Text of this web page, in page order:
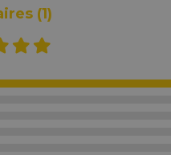
(1)